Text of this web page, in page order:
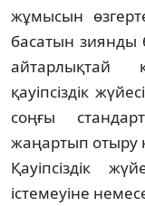
жұмысын
басатын зиянды
айтарлықтай
қауіпсіздік
соңғы
жаңартып отыру
Қауіпсіздік
істемеуіне